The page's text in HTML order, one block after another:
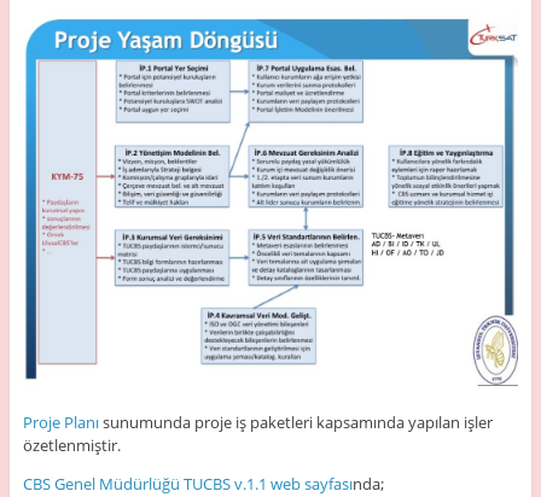
Proje Planısunumunda proje iş paketleri kapsamında yapılan işler
özetlenmiştir.
CBS Genel Müdürlüğü TUCBS v.1.1 web sayfasında;